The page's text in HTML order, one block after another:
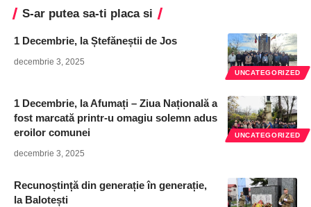
S-ar putea sa-ti placa si
UNCATEGORIZED
1 Decembrie, la Ștefăneștii de Jos
decembrie 3, 2025
UNCATEGORIZED
1 Decembrie, la Afumați – Ziua Națională a
fost marcată printr-u omagiu solemn adus
eroilor comunei
decembrie 3, 2025
Recunoștință din generație în generație,
la Balotești